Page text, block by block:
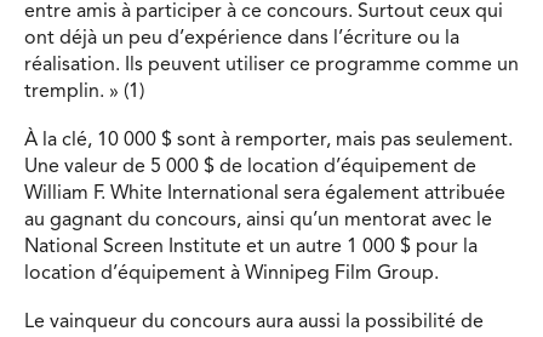
entre amis à participer à ce concours. Surtout ceux qui
ont déjà un peu d’expérience dans l’écriture ou la
réalisation. Ils peuvent utiliser ce programme comme un
tremplin. » (1)
À la clé, 10 000 $ sont à remporter, mais pas seulement.
Une valeur de 5 000 $ de location d’équipement de
William F. White International sera également attribuée
au gagnant du concours, ainsi qu’un mentorat avec le
National Screen Institute et un autre 1 000 $ pour la
location d’équipement à Winnipeg Film Group.
Le vainqueur du concours aura aussi la possibilité de